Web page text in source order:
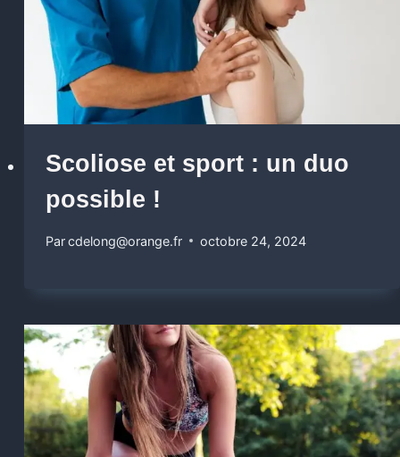
Scoliose et sport : un duo
possible !
Parcdelong@orange.fr octobre 24, 2024